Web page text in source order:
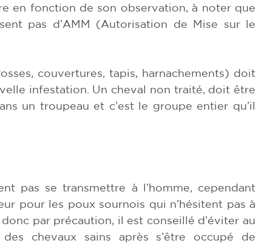
en fonction de son observation, à noter que
pas d’AMM (Autorisation de Mise sur le
couvertures, tapis, harnachements) doit
infestation. Un cheval non traité, doit être
un troupeau et c’est le groupe entier qu’il
pas se transmettre à l’homme, cependant
pour les poux sournois qui n’hésitent pas à
par précaution, il est conseillé d’éviter au
chevaux sains après s’être occupé de